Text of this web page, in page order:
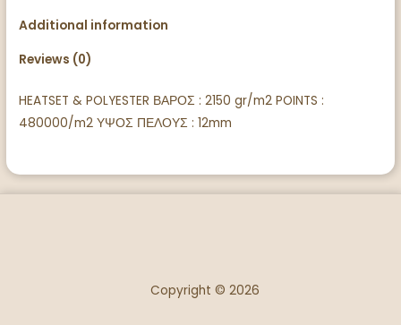
Additional information
Reviews (0)
HEATSET & POLYESTER ΒΑΡΟΣ : 2150 gr/m2 POINTS :
480000/m2 ΥΨΟΣ ΠΕΛΟΥΣ : 12mm
Copyright © 2026